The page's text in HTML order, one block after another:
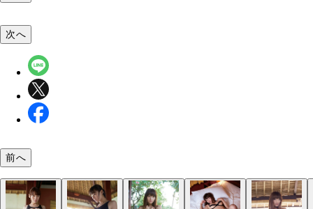
次へ
前へ